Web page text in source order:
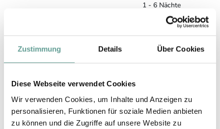
Zustimmung Details Über Cookies
Diese Webseite verwendet Cookies
Wir verwenden Cookies, um Inhalte und Anzeigen zu
personalisieren, Funktionen für soziale Medien anbieten
zu können und die Zugriffe auf unsere Website zu
20.02. - 05.03.27
1 - 6 Nächte
ab € 411,-
ab 7 Nächte
ab € 386,-
Saison C
20.12. - 25.12.26
ab 7 Nächte
ab € 422,-